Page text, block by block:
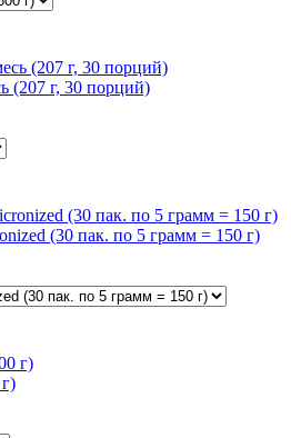
(207 г, 30 порций)
(30 пак. по 5 грамм = 150 г)